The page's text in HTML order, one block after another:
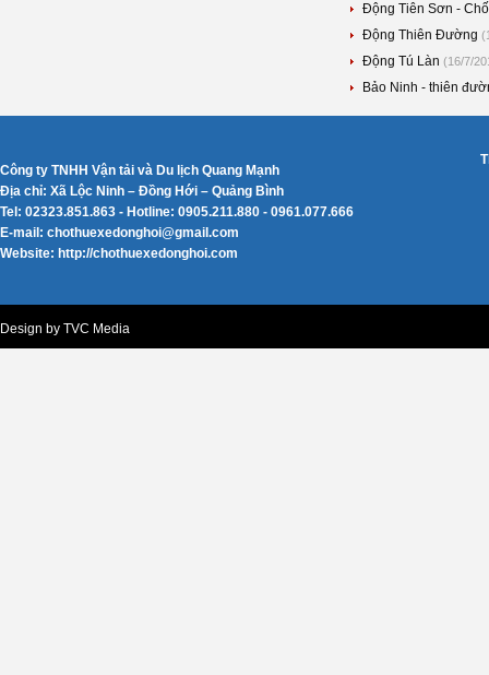
Động Tiên Sơn -
Động Thiên Đường
Động Tú Làn (16/7/
Bảo Ninh - thiên
Công ty TNHH Vận tải và Du lịch Quang Mạnh
Địa chỉ: Xã Lộc Ninh – Đồng Hới – Quảng Bình
Tel: 02323.851.863 - Hotline: 0905.211.880 - 0961.077.666
E-mail: chothuexedonghoi@gmail.com
Website: http://chothuexedonghoi.com
Design by TVC Media